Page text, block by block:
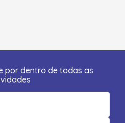
por dentro de todas as